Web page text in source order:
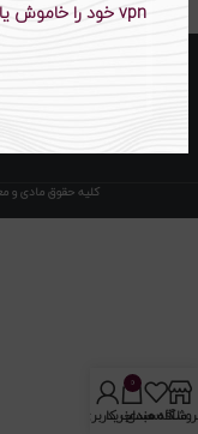
vpn خود را خاموش یا غیرفعال کنید.
کلیه حقوق مادی و
علاقه مندی
0
سبد خرید
حساب کاربری من